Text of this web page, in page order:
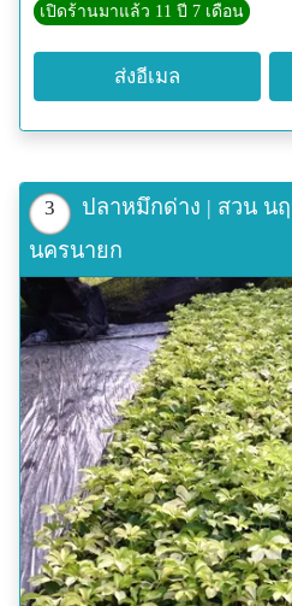
เปิดร้านมาแล้ว 11 ปี 7 เดือน
ส่งอีเมล
3
ปลาหมึกด่าง | สวน น
นครนายก